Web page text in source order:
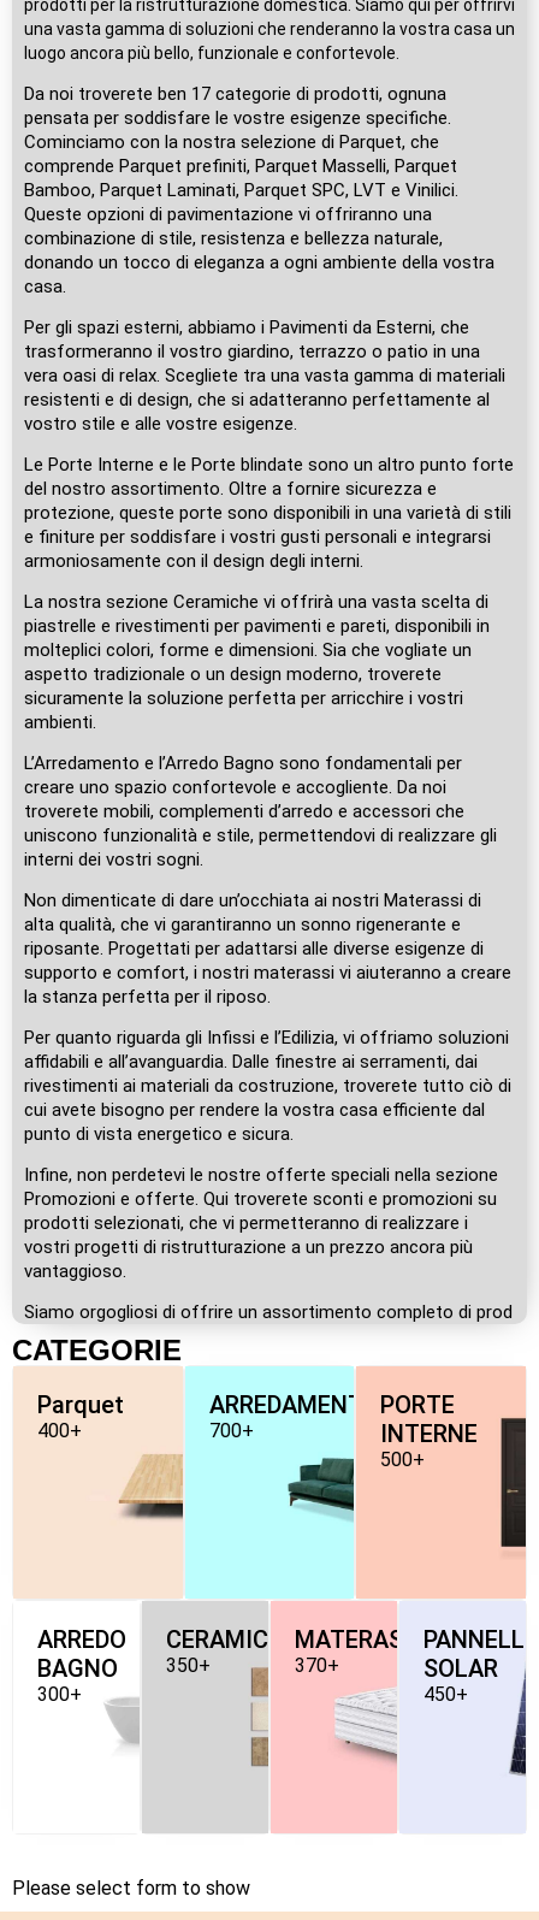
prodotti per la ristrutturazione domestica. Siamo qui per offrirvi
una vasta gamma di soluzioni che renderanno la vostra casa un
luogo ancora più bello, funzionale e confortevole.
Da noi troverete ben 17 categorie di prodotti, ognuna
pensata per soddisfare le vostre esigenze specifiche.
Cominciamo con la nostra selezione di Parquet, che
comprende Parquet prefiniti, Parquet Masselli, Parquet
Bamboo, Parquet Laminati, Parquet SPC, LVT e Vinilici.
Queste opzioni di pavimentazione vi offriranno una
combinazione di stile, resistenza e bellezza naturale,
donando un tocco di eleganza a ogni ambiente della vostra
casa.
Per gli spazi esterni, abbiamo i Pavimenti da Esterni, che
trasformeranno il vostro giardino, terrazzo o patio in una
vera oasi di relax. Scegliete tra una vasta gamma di materiali
resistenti e di design, che si adatteranno perfettamente al
vostro stile e alle vostre esigenze.
Le Porte Interne e le Porte blindate sono un altro punto forte
del nostro assortimento. Oltre a fornire sicurezza e
protezione, queste porte sono disponibili in una varietà di stili
e finiture per soddisfare i vostri gusti personali e integrarsi
armoniosamente con il design degli interni.
La nostra sezione Ceramiche vi offrirà una vasta scelta di
piastrelle e rivestimenti per pavimenti e pareti, disponibili in
molteplici colori, forme e dimensioni. Sia che vogliate un
aspetto tradizionale o un design moderno, troverete
sicuramente la soluzione perfetta per arricchire i vostri
ambienti.
L’Arredamento e l’Arredo Bagno sono fondamentali per
creare uno spazio confortevole e accogliente. Da noi
troverete mobili, complementi d’arredo e accessori che
uniscono funzionalità e stile, permettendovi di realizzare gli
interni dei vostri sogni.
Non dimenticate di dare un’occhiata ai nostri Materassi di
alta qualità, che vi garantiranno un sonno rigenerante e
riposante. Progettati per adattarsi alle diverse esigenze di
supporto e comfort, i nostri materassi vi aiuteranno a creare
la stanza perfetta per il riposo.
Per quanto riguarda gli Infissi e l’Edilizia, vi offriamo soluzioni
affidabili e all’avanguardia. Dalle finestre ai serramenti, dai
rivestimenti ai materiali da costruzione, troverete tutto ciò di
cui avete bisogno per rendere la vostra casa efficiente dal
punto di vista energetico e sicura.
Infine, non perdetevi le nostre offerte speciali nella sezione
Promozioni e offerte. Qui troverete sconti e promozioni su
prodotti selezionati, che vi permetteranno di realizzare i
vostri progetti di ristrutturazione a un prezzo ancora più
vantaggioso.
Siamo orgogliosi di offrire un assortimento completo di prod
CATEGORIE
Parquet
400+
ARREDAMENTO
700+
PORTE
INTERNE
500+
ARREDO
BAGNO
300+
CERAMICHE
350+
MATERASSI
370+
PANNELLI-
SOLAR
450+
Please select form to show